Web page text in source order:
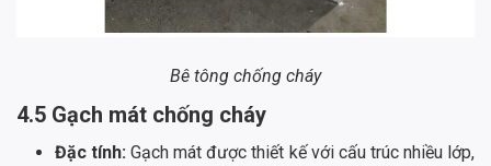
Bê tông chống cháy
4.5 Gạch mát chống cháy
Đặc tính: Gạch mát được thiết kế với cấu trúc nhiều lớp,